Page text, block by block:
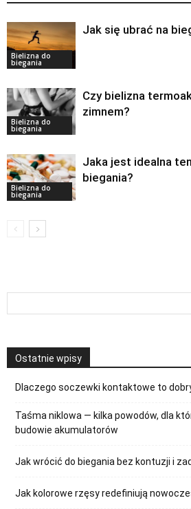
Bielizna do
biegania
Jak się ubrać na
Bielizna do
biegania
Czy bielizna
zimnem?
Bielizna do
biegania
Jaka jest idealna
biegania?
Ostatnie wpisy
Dlaczego soczewki kontaktowe to
Taśma niklowa — kilka powodów, dla
budowie akumulatorów
Jak wrócić do biegania bez kontuzji i
Jak kolorowe rzęsy redefiniują